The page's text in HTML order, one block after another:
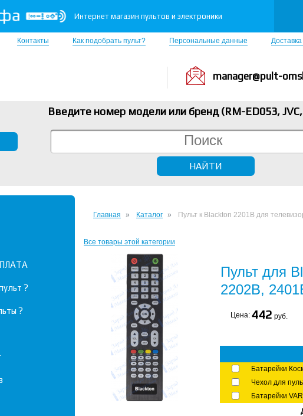
Интернет магазин пультов и электроники
Контакты Как подобрать пульт? Персональные данные
manager@pult-
Введите номер модели или бренд (RM-ED053, JVC,
Главная Каталог Пульт к Blackton 2201B для
Все товары этой категории
Пульт для
2202B,
Цена: 442 руб.
Батарейки
Чехол для
Батарейки
?
?